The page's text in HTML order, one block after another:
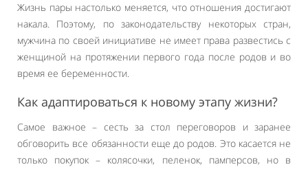
Жизнь пары настолько меняется, что отношения достигают
накала. Поэтому, по законодательству некоторых стран,
мужчина по своей инициативе не имеет права развестись с
женщиной на протяжении первого года после родов и во
время ее беременности.
Как адаптироваться к новому этапу жизни?
Самое важное – сесть за стол переговоров и заранее
обговорить все обязанности еще до родов. Это касается не
только покупок – колясочки, пеленок, памперсов, но в